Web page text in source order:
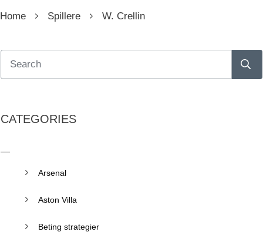
Home Spillere W. Crellin
CATEGORIES
Arsenal
Aston Villa
Beting strategier